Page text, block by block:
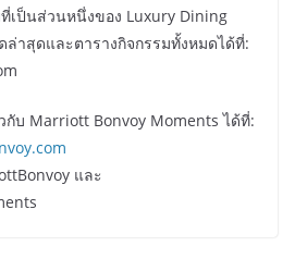
เป็นส่วนหนึ่งของ Luxury Dining
ล่าสุดและตารางกิจกรรมทั้งหมดได้ที่:
กับ Marriott Bonvoy Moments ได้ที่:
และ